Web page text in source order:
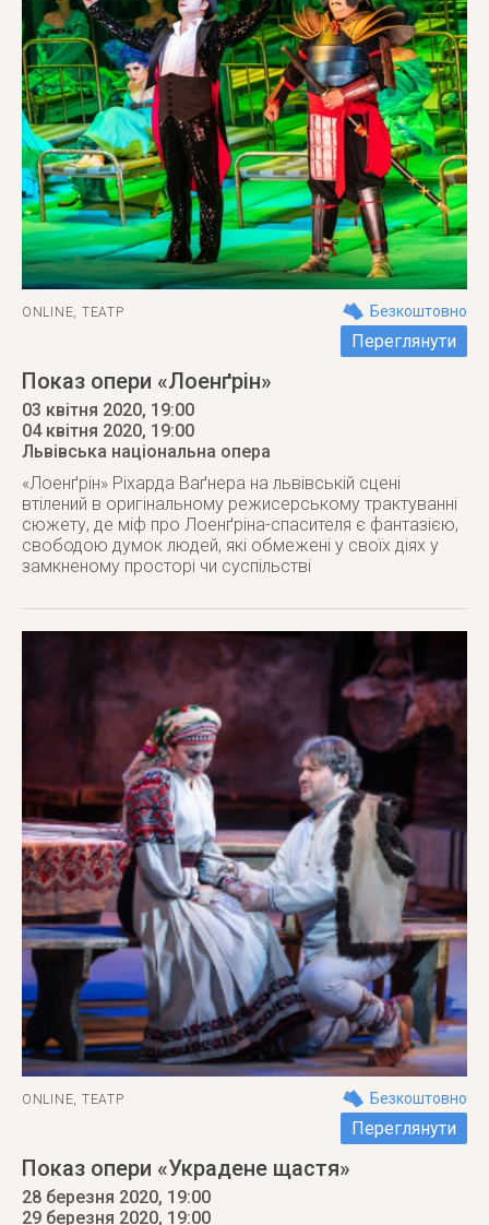
ONLINE, ТЕАТР Безкоштовно
Переглянути
Показ опери «Лоенґрін»
03 квітня 2020, 19:00
04 квітня 2020, 19:00
Львівська національна опера
«Лоенґрін» Ріхарда Ваґнера на львівській сцені
втілений в оригінальному режисерському трактуванні
сюжету, де міф про Лоенґріна-спасителя є фантазією,
свободою думок людей, які обмежені у своїх діях у
замкненому просторі чи суспільстві
ONLINE, ТЕАТР Безкоштовно
Переглянути
Показ опери «Украдене щастя»
28 березня 2020, 19:00
29 березня 2020, 19:00